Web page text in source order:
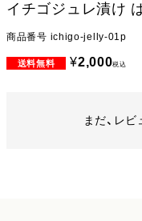
イチゴジュレ漬け
商品番号 ichigo-jelly-01p
¥2,000税込
まだ、レ